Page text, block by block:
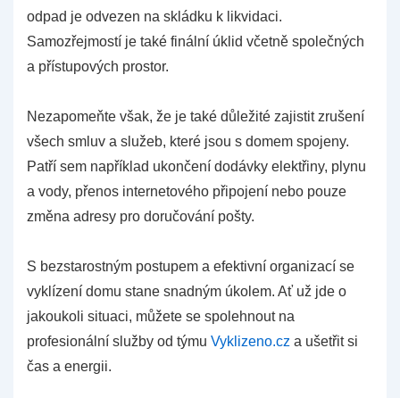
odpad je odvezen na skládku k likvidaci.
Samozřejmostí je také finální úklid včetně společných
a přístupových prostor.
Nezapomeňte však, že je také důležité zajistit zrušení
všech smluv a služeb, které jsou s domem spojeny.
Patří sem například ukončení dodávky elektřiny, plynu
a vody, přenos internetového připojení nebo pouze
změna adresy pro doručování pošty.
S bezstarostným postupem a efektivní organizací se
vyklízení domu stane snadným úkolem. Ať už jde o
jakoukoli situaci, můžete se spolehnout na
profesionální služby od týmu Vyklizeno.cz a ušetřit si
čas a energii.